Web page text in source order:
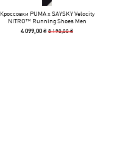
Кроссовки PUMA x SAYSKY Velocity
NITRO™ Running Shoes Men
4 099,00 ₴8 190,00 ₴